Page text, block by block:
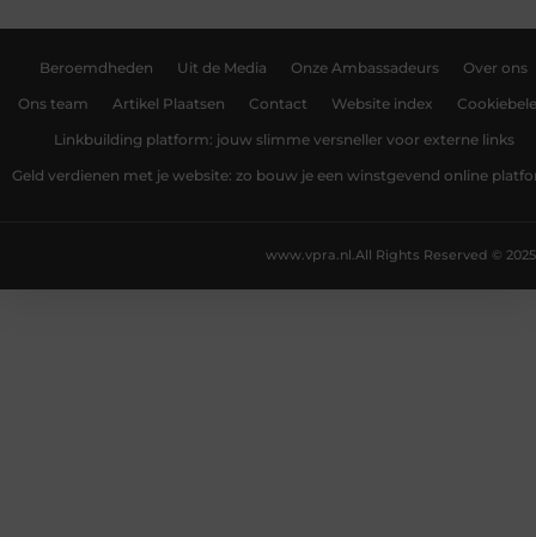
Beroemdheden Uit de Media Onze Ambassadeurs Over ons
Ons team Artikel Plaatsen Contact Website index
Linkbuilding platform: jouw slimme versneller voor externe links
Geld verdienen met je website: zo bouw je een winstgevend online
All Rights Reserved © 2025
www.vpra.nl.